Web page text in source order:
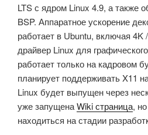
LTS с ядром Linux 4.9, а также
BSP. Аппаратное ускорение
работает в Ubuntu, включая
драйвер Linux для
работает только на кадровом
планирует поддерживать X11
Linux будет выпущен через
уже запущенаWiki страница,
находиться на стадии